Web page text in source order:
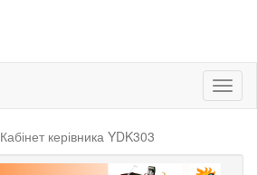
Кабінет керівника YDK303